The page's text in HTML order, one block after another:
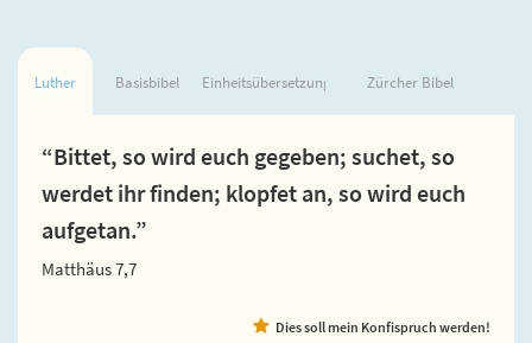
Luther Basisbibel Einheitsübersetzung Zürcher Bibel
“Bittet, so wird euch gegeben; suchet, so
werdet ihr finden; klopfet an, so wird euch
aufgetan.”
Matthäus 7,7
Dies soll mein Konfispruch werden!